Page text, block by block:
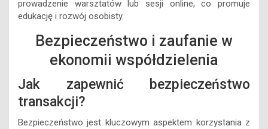
prowadzenie warsztatów lub sesji online, co promuje
edukację i rozwój osobisty.
Bezpieczeństwo i zaufanie w
ekonomii współdzielenia
Jak zapewnić bezpieczeństwo
transakcji?
Bezpieczeństwo jest kluczowym aspektem korzystania z